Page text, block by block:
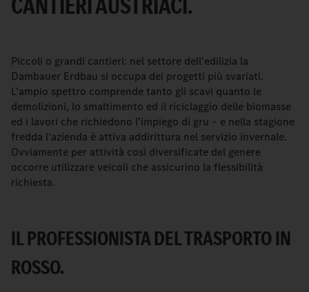
Piccoli o grandi cantieri: nel settore dell'edilizia la
Dambauer Erdbau si occupa dei progetti più svariati.
L'ampio spettro comprende tanto gli scavi quanto le
demolizioni, lo smaltimento ed il riciclaggio delle biomasse
ed i lavori che richiedono l'impiego di gru – e nella stagione
fredda l'azienda è attiva addirittura nel servizio invernale.
Ovviamente per attività così diversificate del genere
occorre utilizzare veicoli che assicurino la flessibilità
richiesta.
IL PROFESSIONISTA DEL TRASPORTO IN
ROSSO.